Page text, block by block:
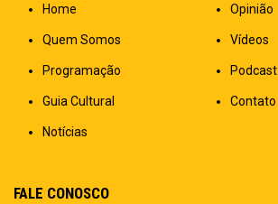
Home
Quem Somos
Programação
Guia Cultural
Notícias
Opinião
Vídeos
Podcast
Contato
FALE CONOSCO